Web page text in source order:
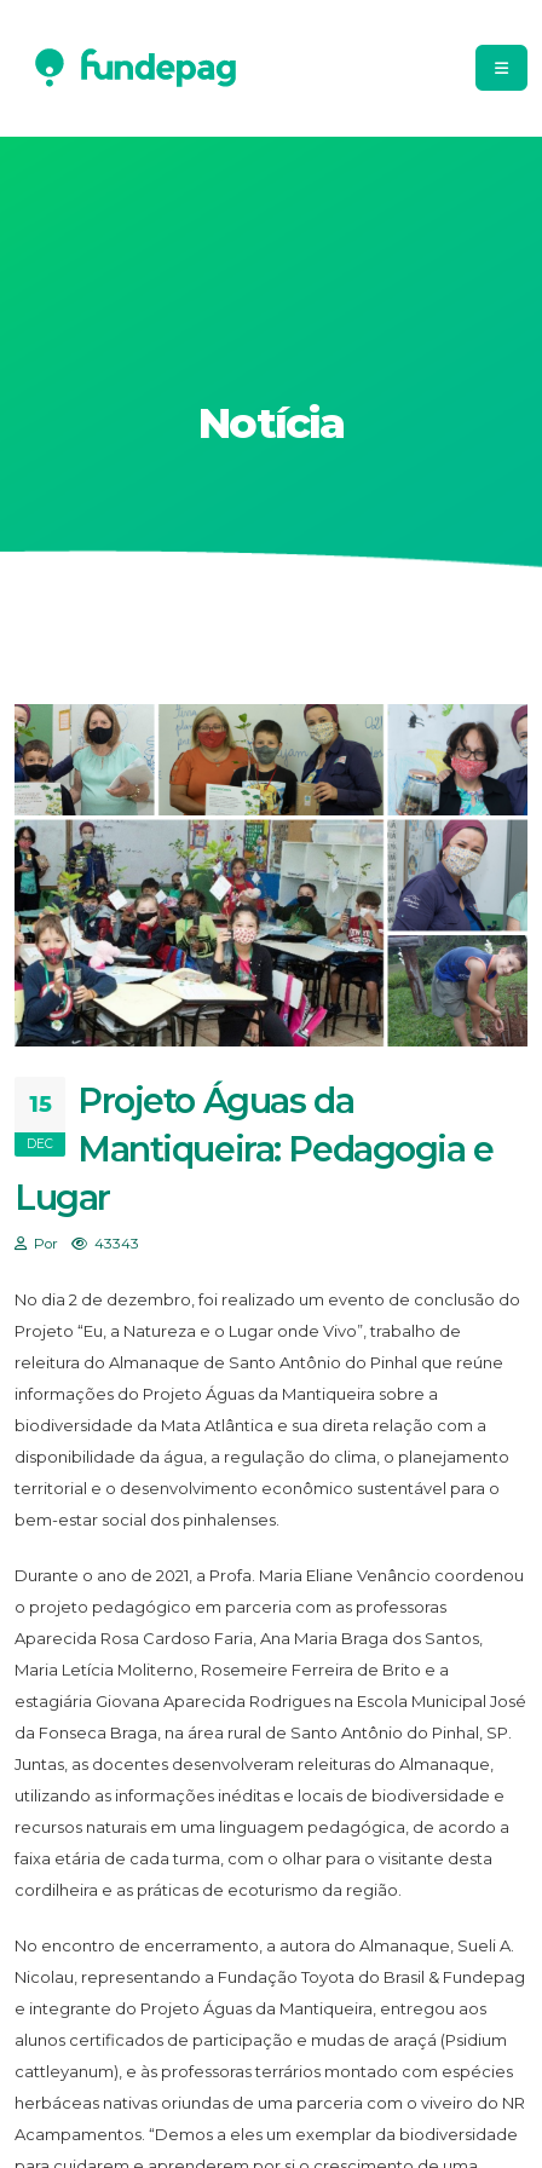
Notícia
15
DEC
Projeto Águas da
Mantiqueira: Pedagogia e
Lugar
Por 43343
No dia 2 de dezembro, foi realizado um evento de conclusão do
Projeto “Eu, a Natureza e o Lugar onde Vivo”, trabalho de
releitura do Almanaque de Santo Antônio do Pinhal que reúne
informações do Projeto Águas da Mantiqueira sobre a
biodiversidade da Mata Atlântica e sua direta relação com a
disponibilidade da água, a regulação do clima, o planejamento
territorial e o desenvolvimento econômico sustentável para o
bem-estar social dos pinhalenses.
Durante o ano de 2021, a Profa. Maria Eliane Venâncio coordenou
o projeto pedagógico em parceria com as professoras
Aparecida Rosa Cardoso Faria, Ana Maria Braga dos Santos,
Maria Letícia Moliterno, Rosemeire Ferreira de Brito e a
estagiária Giovana Aparecida Rodrigues na Escola Municipal José
da Fonseca Braga, na área rural de Santo Antônio do Pinhal, SP.
Juntas, as docentes desenvolveram releituras do Almanaque,
utilizando as informações inéditas e locais de biodiversidade e
recursos naturais em uma linguagem pedagógica, de acordo a
faixa etária de cada turma, com o olhar para o visitante desta
cordilheira e as práticas de ecoturismo da região.
No encontro de encerramento, a autora do Almanaque, Sueli A.
Nicolau, representando a Fundação Toyota do Brasil & Fundepag
e integrante do Projeto Águas da Mantiqueira, entregou aos
alunos certificados de participação e mudas de araçá (Psidium
cattleyanum), e às professoras terrários montado com espécies
herbáceas nativas oriundas de uma parceria com o viveiro do NR
Acampamentos. “Demos a eles um exemplar da biodiversidade